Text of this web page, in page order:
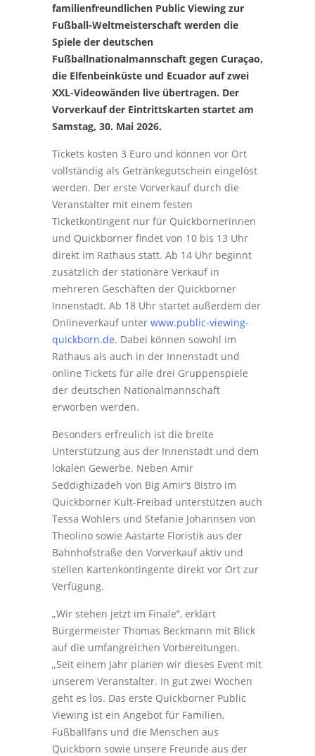
familienfreundlichen Public Viewing zur
Fußball-Weltmeisterschaft werden die
Spiele der deutschen
Fußballnationalmannschaft gegen Curaçao,
die Elfenbeinküste und Ecuador auf zwei
XXL-Videowänden live übertragen. Der
Vorverkauf der Eintrittskarten startet am
Samstag, 30. Mai 2026.
Tickets kosten 3 Euro und können vor Ort
vollständig als Getränkegutschein eingelöst
werden. Der erste Vorverkauf durch die
Veranstalter mit einem festen
Ticketkontingent nur für Quickbornerinnen
und Quickborner findet von 10 bis 13 Uhr
direkt im Rathaus statt. Ab 14 Uhr beginnt
zusätzlich der stationäre Verkauf in
mehreren Geschäften der Quickborner
Innenstadt. Ab 18 Uhr startet außerdem der
Onlineverkauf unter www.public-viewing-
quickborn.de. Dabei können sowohl im
Rathaus als auch in der Innenstadt und
online Tickets für alle drei Gruppenspiele
der deutschen Nationalmannschaft
erworben werden.
Besonders erfreulich ist die breite
Unterstützung aus der Innenstadt und dem
lokalen Gewerbe. Neben Amir
Seddighizadeh von Big Amir’s Bistro im
Quickborner Kult-Freibad unterstützen auch
Tessa Wohlers und Stefanie Johannsen von
Theolino sowie Aastarte Floristik aus der
Bahnhofstraße den Vorverkauf aktiv und
stellen Kartenkontingente direkt vor Ort zur
Verfügung.
„Wir stehen jetzt im Finale“, erklärt
Bürgermeister Thomas Beckmann mit Blick
auf die umfangreichen Vorbereitungen.
„Seit einem Jahr planen wir dieses Event mit
unserem Veranstalter. In gut zwei Wochen
geht es los. Das erste Quickborner Public
Viewing ist ein Angebot für Familien,
Fußballfans und die Menschen aus
Quickborn sowie unsere Freunde aus der